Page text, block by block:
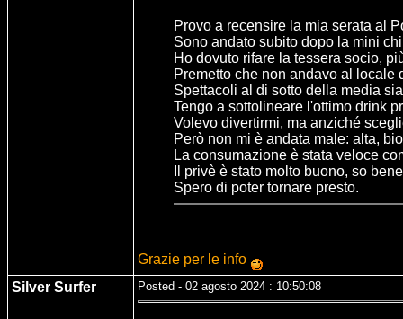
Provo a recensire la mia serata al
Sono andato subito dopo la mini
Ho dovuto rifare la tessera socio,
Premetto che non andavo al
Spettacoli al di sotto della media
Tengo a sottolineare l'ottimo drink
Volevo divertirmi, ma anziché
Però non mi è andata male: alta,
La consumazione è stata veloce
Il privè è stato molto buono, so
Spero di poter tornare presto.
Grazie per le info
Silver Surfer
Posted - 02 agosto 2024 : 10:50:08